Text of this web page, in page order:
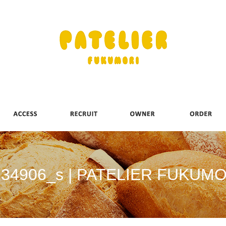
| PATELIER